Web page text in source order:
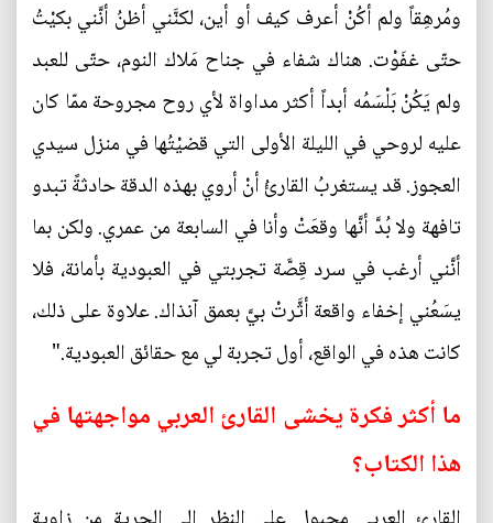
ومُرهِقاً ولم أكُنْ أعرف كيف أو أين، لكنَّني أظنُ أنَّني بكيْتُ
حتّى غفَوْت. هناك شفاء في جناح مَلاك النوم، حتّى للعبد
ولم يَكُنْ بَلْسَمُه أبداً أكثر مداواة لأي روح مجروحة ممّا كان
عليه لروحي في الليلة الأولى التي قضيْتُها في منزل سيدي
العجوز. قد يستغربُ القارئُ أنْ أروي بهذه الدقة حادثةً تبدو
تافهة ولا بُدَّ أنَّها وقعَتْ وأنا في السابعة من عمري. ولكن بما
أنَّني أرغب في سرد قِصَّة تجربتي في العبودية بأمانة، فلا
يسَعُني إخفاء واقعة أثَّرتْ بيَّ بعمق آنذاك. علاوة على ذلك،
كانت هذه في الواقع، أول تجربة لي مع حقائق العبودية."
ما أكثر فكرة يخشى القارئ العربي مواجهتها في
هذا الكتاب؟